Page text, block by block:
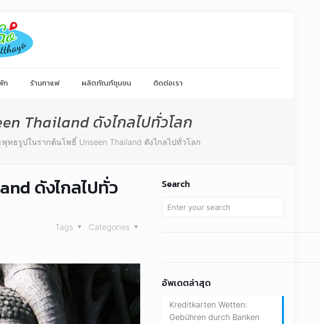
ก ร้านกาแฟ ผลิตภัณฑ์ชุมชน ติดต่อเรา
Thailand ดังไกลไปทั่วโลก
พุทธรูปในรากต้นโพธิ์ Unseen Thailand ดังไกลไปทั่วโลก
ดังไกลไปทั่ว
Categories
Tags
Search
อัพเดตล่าสุด
Kreditkarten Wetten:
Gebühren durch Banken